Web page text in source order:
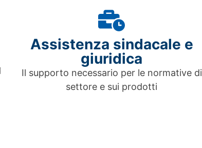
Assistenza sindacale e
giuridica
Il supporto necessario per le normative di
settore e sui prodotti